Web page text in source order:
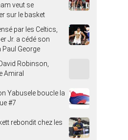
veut se
sur le basket
par les Celtics,
Jr. a cédé son
Paul George
Robinson,
Amiral
Yabusele boucle la
#7
rebondit chez les